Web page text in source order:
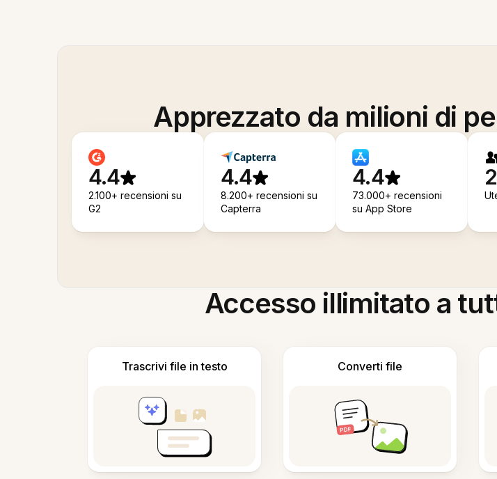
Apprezzato da milioni di
4.4
2.100+ recensioni su
G2
4.4
8.200+ recensioni su
Capterra
4.4
73.000+ recensioni
su App Store
Accesso illimitato a
Trascrivi file in testo Converti file